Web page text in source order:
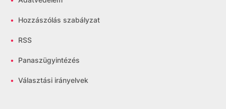
• Hozzászólás szabályzat
• RSS
• Panaszügyintézés
• Választási irányelvek